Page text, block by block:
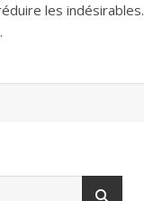
les indésirables.
.